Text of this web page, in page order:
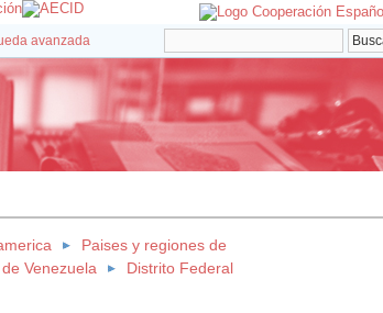
avanzada
Paises y regiones de
Venezuela
Distrito Federal